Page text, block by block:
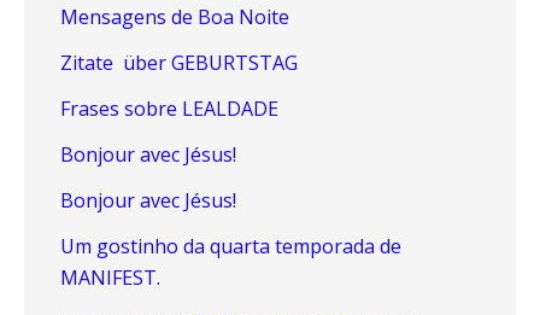
Mensagens de Boa Noite
Zitate über GEBURTSTAG
Frases sobre LEALDADE
Bonjour avec Jésus!
Bonjour avec Jésus!
Um gostinho da quarta temporada de
MANIFEST.